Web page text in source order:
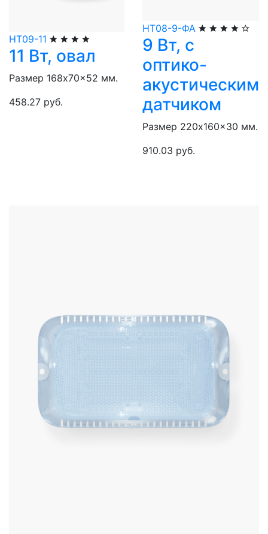
НТ09-11
11 Вт, овал
Размер 168x70x52 мм.
458.27 руб.
НТ08-9-ФА
9 Вт, с
оптико-
акустическим
датчиком
Размер 220x160x30 мм.
910.03 руб.